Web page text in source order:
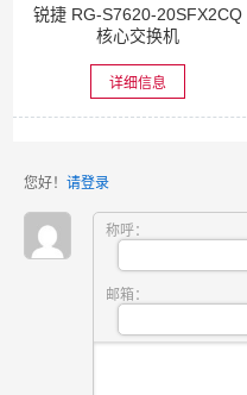
锐捷 RG-S7620-20SFX2CQ
核心交换机
详细信息
您好！ 请登录
称呼：
邮箱：